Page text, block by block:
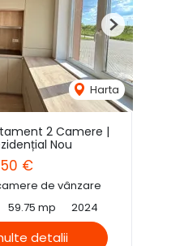
Harta
Next
2 Camere |
Nou
€
de vânzare
59.75 mp 2024
detalii